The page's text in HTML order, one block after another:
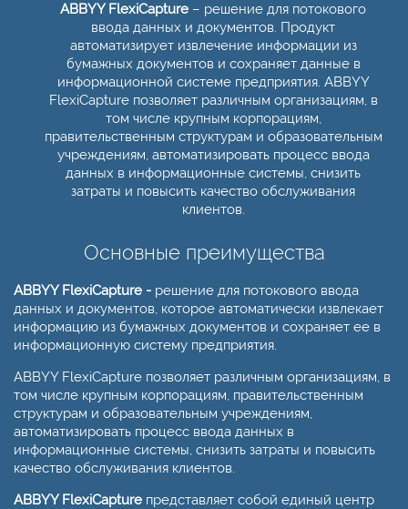
ABBYY FlexiCapture – решение для потокового
ввода данных и документов. Продукт
автоматизирует извлечение информации из
бумажных документов и сохраняет данные в
информационной системе предприятия. ABBYY
FlexiCapture позволяет различным организациям, в
том числе крупным корпорациям,
правительственным структурам и образовательным
учреждениям, автоматизировать процесс ввода
данных в информационные системы, снизить
затраты и повысить качество обслуживания
клиентов.
Основные преимущества
ABBYY FlexiCapture - решение для потокового ввода
данных и документов, которое автоматически извлекает
информацию из бумажных документов и сохраняет ее в
информационную систему предприятия.
ABBYY FlexiCapture позволяет различным организациям, в
том числе крупным корпорациям, правительственным
структурам и образовательным учреждениям,
автоматизировать процесс ввода данных в
информационные системы, снизить затраты и повысить
качество обслуживания клиентов.
ABBYY FlexiCapture представляет собой единый центр